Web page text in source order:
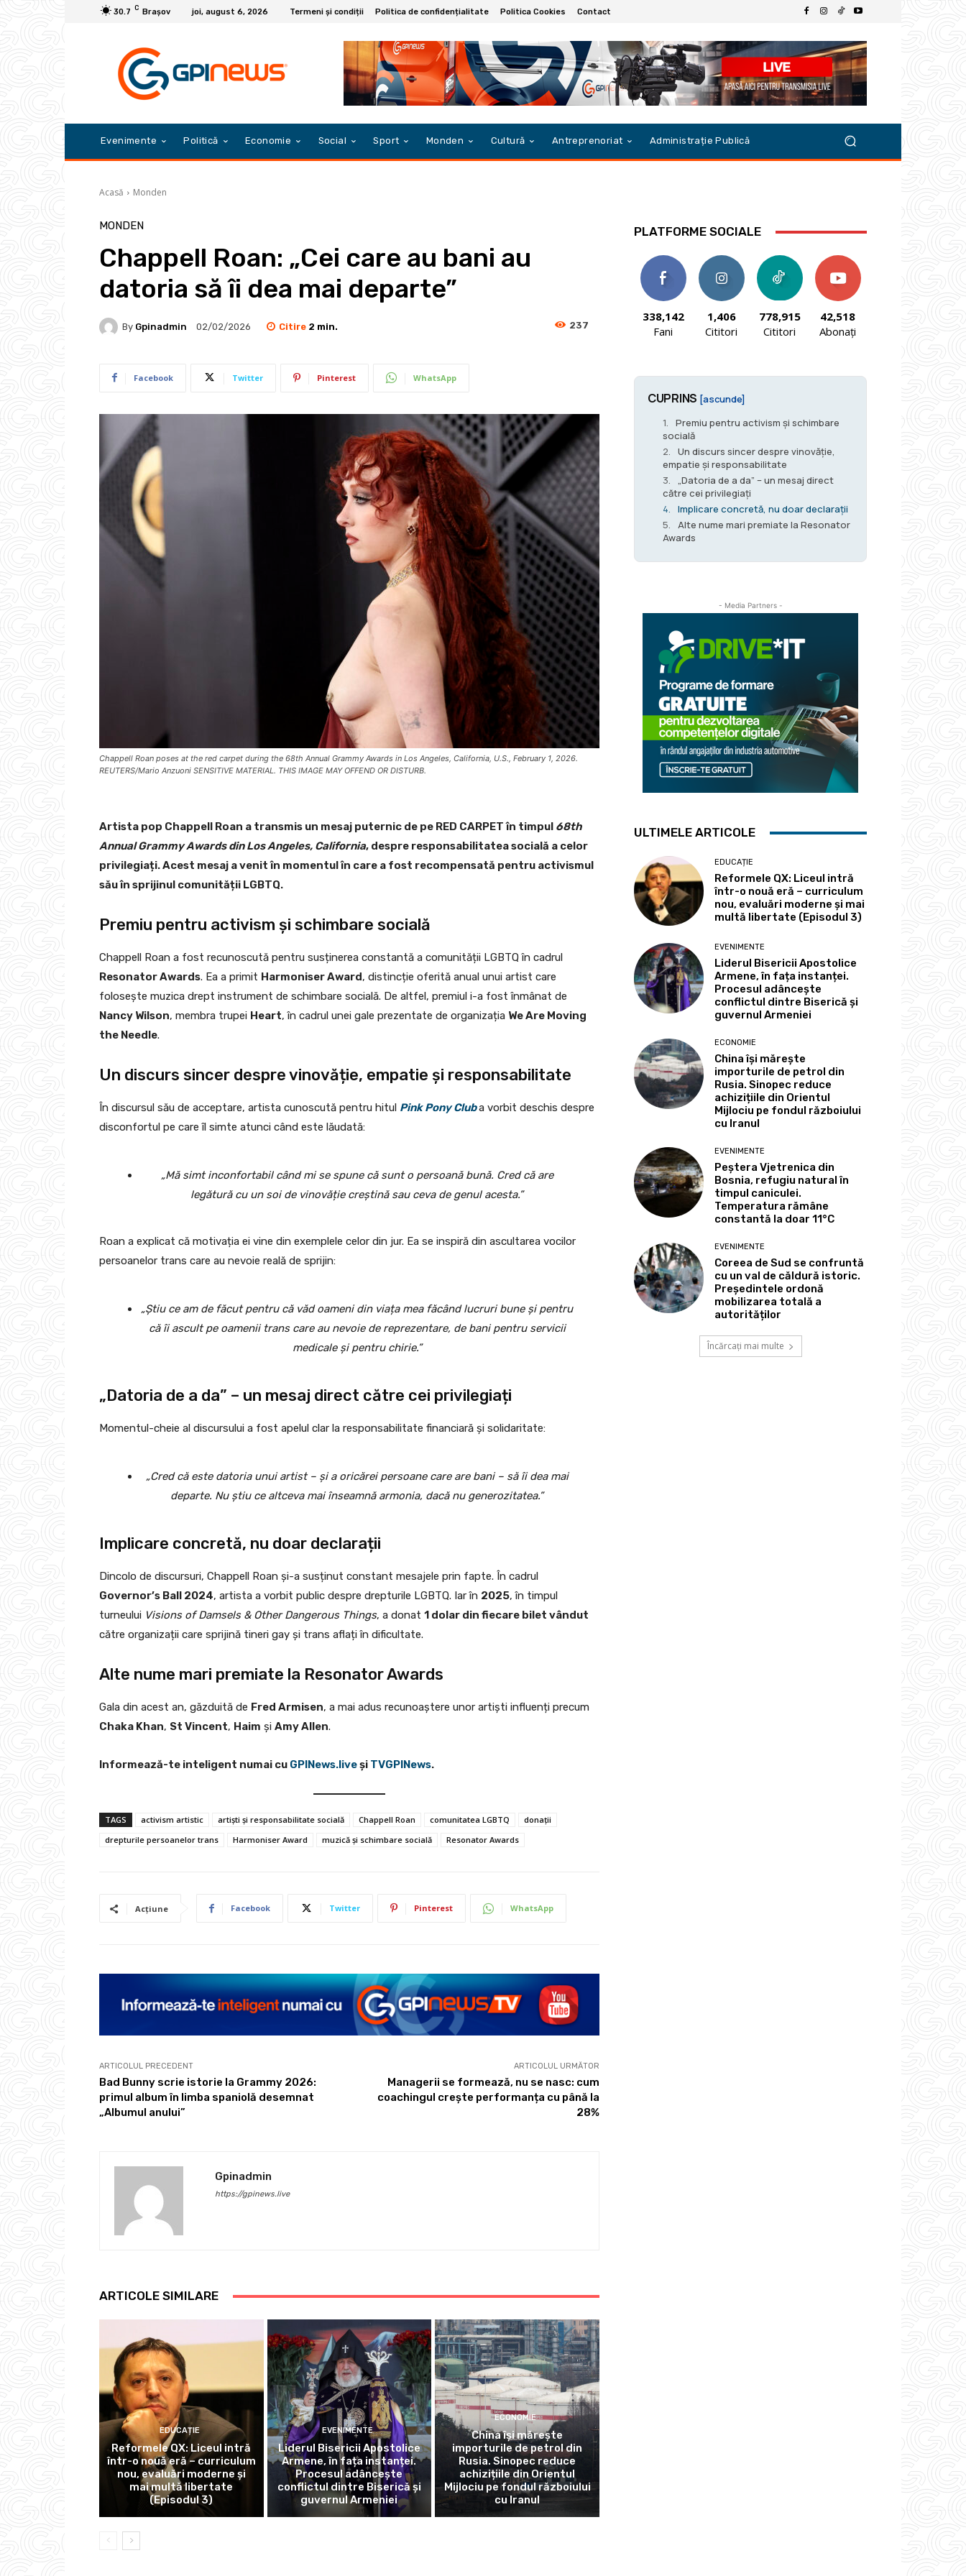
30.7 C Braşov joi, august 6, 2026 Termeni și condiții Politica de confidențialitate Politica Cookies Contact
Evenimente Politică Economie Social Sport Monden Cultură Antreprenoriat Administrație Publică
Acasă Monden
MONDEN
Chappell Roan: „Cei care au bani au
datoria să îi dea mai departe”
By Gpinadmin 02/02/2026 Citire 2 min. 237
Facebook Twitter Pinterest WhatsApp
Chappell Roan poses at the red carpet during the 68th Annual Grammy Awards in Los Angeles, California, U.S., February 1, 2026.
REUTERS/Mario Anzuoni SENSITIVE MATERIAL. THIS IMAGE MAY OFFEND OR DISTURB.
Artista pop Chappell Roan a transmis un mesaj puternic de pe RED CARPET în timpul 68th
Annual Grammy Awards din Los Angeles, California, despre responsabilitatea socială a celor
privilegiați. Acest mesaj a venit în momentul în care a fost recompensată pentru activismul
său în sprijinul comunității LGBTQ.
Premiu pentru activism și schimbare socială
Chappell Roan a fost recunoscută pentru susținerea constantă a comunității LGBTQ în cadrul
Resonator Awards. Ea a primit Harmoniser Award, distincție oferită anual unui artist care
folosește muzica drept instrument de schimbare socială. De altfel, premiul i-a fost înmânat de
Nancy Wilson, membra trupei Heart, în cadrul unei gale prezentate de organizația We Are Moving
the Needle.
Un discurs sincer despre vinovăție, empatie și responsabilitate
În discursul său de acceptare, artista cunoscută pentru hitul Pink Pony Cluba vorbit deschis despre
disconfortul pe care îl simte atunci când este lăudată:
„Mă simt inconfortabil când mi se spune că sunt o persoană bună. Cred că are
legătură cu un soi de vinovăție creștină sau ceva de genul acesta.”
Roan a explicat că motivația ei vine din exemplele celor din jur. Ea se inspiră din ascultarea vocilor
persoanelor trans care au nevoie reală de sprijin:
„Știu ce am de făcut pentru că văd oameni din viața mea făcând lucruri bune și pentru
că îi ascult pe oamenii trans care au nevoie de reprezentare, de bani pentru servicii
medicale și pentru chirie.”
„Datoria de a da” – un mesaj direct către cei privilegiați
Momentul-cheie al discursului a fost apelul clar la responsabilitate financiară și solidaritate:
„Cred că este datoria unui artist – și a oricărei persoane care are bani – să îi dea mai
departe. Nu știu ce altceva mai înseamnă armonia, dacă nu generozitatea.”
Implicare concretă, nu doar declarații
Dincolo de discursuri, Chappell Roan și-a susținut constant mesajele prin fapte. În cadrul
Governor’s Ball 2024, artista a vorbit public despre drepturile LGBTQ. Iar în 2025, în timpul
turneului Visions of Damsels & Other Dangerous Things, a donat 1 dolar din fiecare bilet vândut
către organizații care sprijină tineri gay și trans aflați în dificultate.
Alte nume mari premiate la Resonator Awards
Gala din acest an, găzduită de Fred Armisen, a mai adus recunoaștere unor artiști influenți precum
Chaka Khan, St Vincent, Haim și Amy Allen.
Informează-te inteligent numai cu GPINews.liveşi TVGPINews.
TAGS activism artistic artiști și responsabilitate socială Chappell Roan comunitatea LGBTQ
donații
drepturile persoanelor trans
Harmoniser Award muzică și schimbare socială Resonator Awards
Acțiune Facebook Twitter Pinterest WhatsApp
ARTICOLUL PRECEDENT
Bad Bunny scrie istorie la Grammy 2026:
primul album în limba spaniolă desemnat
„Albumul anului”
ARTICOLUL URMĂTOR
Managerii se formează, nu se nasc: cum
coachingul crește performanța cu până la
28%
Gpinadmin
https://gpinews.live
ARTICOLE SIMILARE
EDUCAȚIE
Reformele QX: Liceul intră
într-o nouă eră – curriculum
nou, evaluări moderne și
mai multă libertate
(Episodul 3)
EVENIMENTE
Liderul Bisericii Apostolice
Armene, în fața instanței.
Procesul adâncește
conflictul dintre Biserică și
guvernul Armeniei
ECONOMIE
China își mărește
importurile de petrol din
Rusia. Sinopec reduce
achizițiile din Orientul
Mijlociu pe fondul războiului
cu Iranul
PLATFORME SOCIALE
338,142
Fani
1,406
Cititori
778,915
Cititori
42,518
Abonați
CUPRINS [ascunde]
Premiu pentru activism și schimbare
socială
Un discurs sincer despre vinovăție,
empatie și responsabilitate
„Datoria de a da” – un mesaj direct
către cei privilegiați
Implicare concretă, nu doar declarații
Alte nume mari premiate la Resonator
Awards
- Media Partners -
ULTIMELE ARTICOLE
EDUCAȚIE
Reformele QX: Liceul intră
într-o nouă eră – curriculum
nou, evaluări moderne și mai
multă libertate (Episodul 3)
EVENIMENTE
Liderul Bisericii Apostolice
Armene, în fața instanței.
Procesul adâncește
conflictul dintre Biserică și
guvernul Armeniei
ECONOMIE
China își mărește
importurile de petrol din
Rusia. Sinopec reduce
achizițiile din Orientul
Mijlociu pe fondul războiului
cu Iranul
EVENIMENTE
Peștera Vjetrenica din
Bosnia, refugiu natural în
timpul caniculei.
Temperatura rămâne
constantă la doar 11°C
EVENIMENTE
Coreea de Sud se confruntă
cu un val de căldură istoric.
Președintele ordonă
mobilizarea totală a
autorităților
Încărcați mai multe